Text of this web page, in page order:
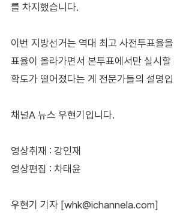
를 차지했습니다.
이번 지방선거는 역대 최고 사전투표율
표율이 올라가면서 본투표에서만 실시할
확도가 떨어졌다는 게 전문가들의 설명
채널A 뉴스 우현기입니다.
영상취재 : 강인재
영상편집 : 차태윤
우현기 기자 [whk@ichannela.com]